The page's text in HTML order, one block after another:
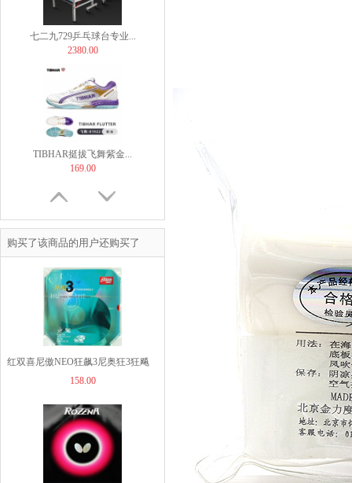
七二九729乒乓球台专业...
2380.00
TIBHAR挺拔飞舞紫金...
169.00
【非正常底板尺寸】But...
60.00
49.00
购买了该商品的用户还购买了
红双喜尼傲NEO狂飙3尼奥狂3狂飚
三（含37度柔）158.00